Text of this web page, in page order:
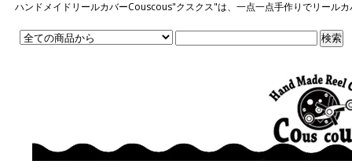
ハンドメイドリールカバーCouscous"クスクス"は、一点一点手作りでリール